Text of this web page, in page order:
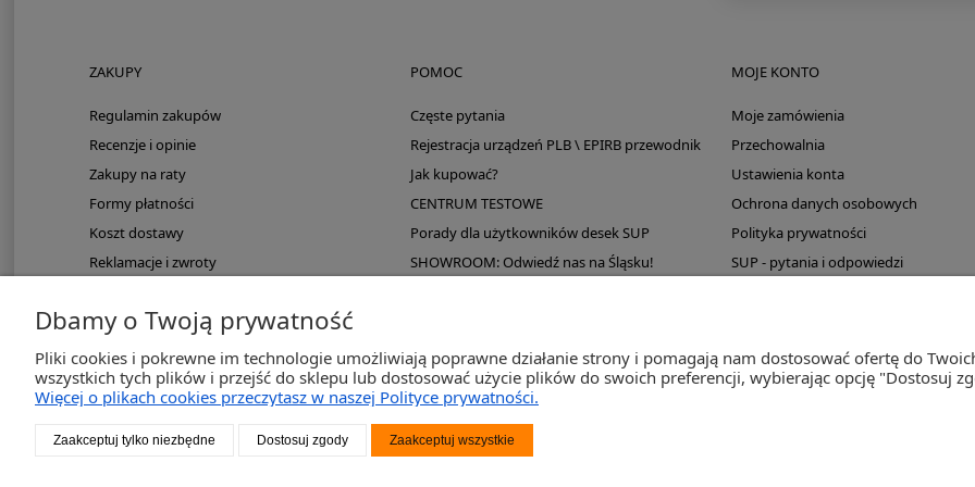
ZAKUPY
Regulamin zakupów
Recenzje i opinie
Zakupy na raty
Formy płatności
Koszt dostawy
Reklamacje i zwroty
PayPo odroczona płatność
POMOC
Częste pytania
Rejestracja urządzeń PLB \ EPIRB przewodnik
Jak kupować?
CENTRUM TESTOWE
Porady dla użytkowników desek SUP
SHOWROOM: Odwiedź nas na Śląsku!
MOJE KONTO
Moje zamówienia
Przechowalnia
Ustawienia konta
Ochrona danych osobowych
Polityka prywatności
SUP - pytania i odpowiedzi
2K-Invest Sp. j. Ul. Św. Wojciecha 60, 41-922 Radzionków, śląskie NIP: 645-241-94-33 REGON:
Dbamy o Twoją prywatność
Pliki cookies i pokrewne im technologie umożliwiają poprawne działanie strony i pomagają nam dostosować ofertę do
wszystkich tych plików i przejść do sklepu lub dostosować użycie plików do swoich preferencji, wybierając opcję "Dostosuj
Więcej o plikach cookies przeczytasz w naszej Polityce prywatności.
Zaakceptuj tylko niezbędne Dostosuj zgody Zaakceptuj wszystkie